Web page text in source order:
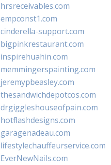
hrsreceivables.com
empconst1.com
cinderella-support.com
bigpinkrestaurant.com
inspirehuahin.com
memmingerspainting.com
jeremypbeasley.com
thesandwichdepotcos.com
drgiggleshouseofpain.com
hotflashdesigns.com
garagenadeau.com
lifestylechauffeurservice.com
EverNewNails.com